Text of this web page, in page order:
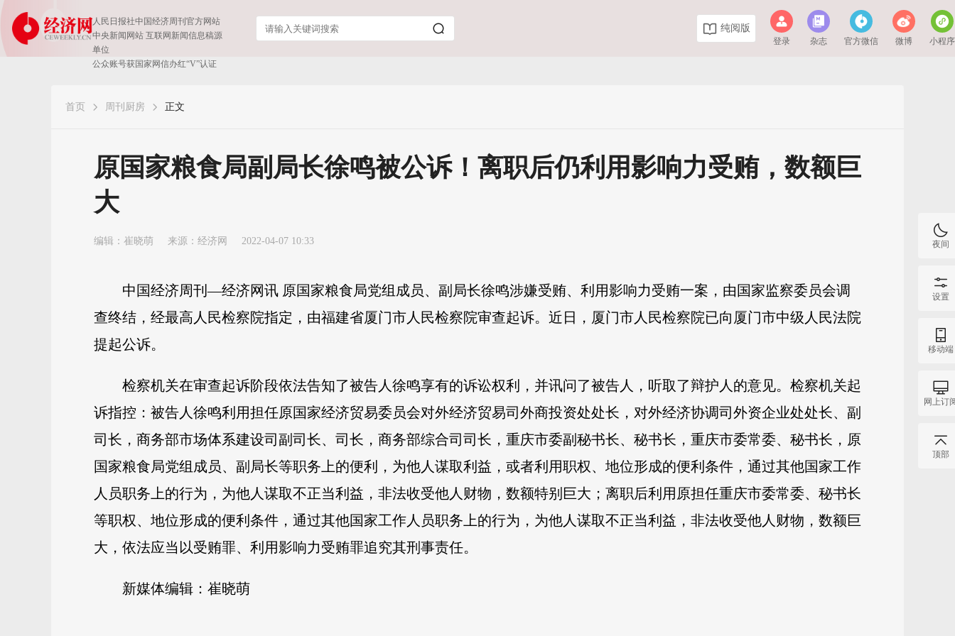
人民日报社中国经济周刊官方网站
中央新闻网站 互联网新闻信息稿源
单位
公众账号获国家网信办红“V”认证
纯阅版
登录 杂志 官方微信 微博 小程序
首页 周刊厨房 正文
原国家粮食局副局长徐鸣被公诉！离职后仍利用影响力受贿，数额巨
大
编辑：崔晓萌 来源： 经济网 2022-04-07 10:33
中国经济周刊—经济网讯 原国家粮食局党组成员、副局长徐鸣涉嫌受贿、利用影响力受贿一案，由国家监察委员会调
查终结，经最高人民检察院指定，由福建省厦门市人民检察院审查起诉。近日，厦门市人民检察院已向厦门市中级人民法院
提起公诉。
检察机关在审查起诉阶段依法告知了被告人徐鸣享有的诉讼权利，并讯问了被告人，听取了辩护人的意见。检察机关起
诉指控：被告人徐鸣利用担任原国家经济贸易委员会对外经济贸易司外商投资处处长，对外经济协调司外资企业处处长、副
司长，商务部市场体系建设司副司长、司长，商务部综合司司长，重庆市委副秘书长、秘书长，重庆市委常委、秘书长，原
国家粮食局党组成员、副局长等职务上的便利，为他人谋取利益，或者利用职权、地位形成的便利条件，通过其他国家工作
人员职务上的行为，为他人谋取不正当利益，非法收受他人财物，数额特别巨大；离职后利用原担任重庆市委常委、秘书长
等职权、地位形成的便利条件，通过其他国家工作人员职务上的行为，为他人谋取不正当利益，非法收受他人财物，数额巨
大，依法应当以受贿罪、利用影响力受贿罪追究其刑事责任。
新媒体编辑：崔晓萌
夜间
设置
移动端
网上订
顶部